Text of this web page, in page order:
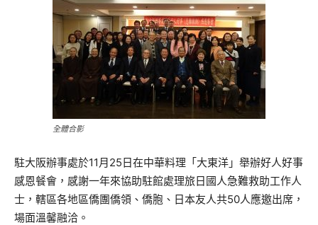
全體合影
駐大阪辦事處於11月25日在中華料理「大東洋」舉辦好人好事
感恩餐會，感謝一年來協助駐館處理旅日國人急難救助工作人
士，轄區各地區僑團僑領、僑胞、日本友人共50人應邀出席，
場面溫馨融洽。